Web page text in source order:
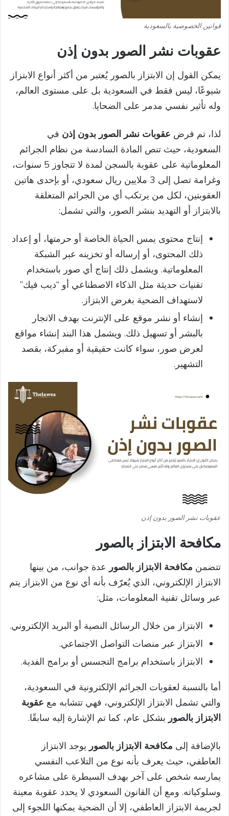
قوانين الخصوصية بالسعودية
عقوبات نشر الصور بدون إذن
يمكن القول إن الابتزاز بالصور يُعتبر من أكثر أنواع الابتزاز
شيوعًا، ليس فقط في السعودية بل على مستوى العالم،
وله تأثير نفسي مدمر على الضحايا.
لذا، تم فرض عقوبات نشر الصور بدون إذن في
السعودية، حيث تنص المادة السادسة من نظام الجرائم
المعلوماتية على عقوبة بالسجن لمدة لا تتجاوز 5 سنوات،
وغرامة تصل إلى 3 ملايين ريال سعودي، أو بإحدى هاتين
العقوبتين، لكل من يرتكب أي من الجرائم المتعلقة
بالابتزاز أو التهديد بنشر الصور، والتي تشمل:
إنتاج محتوى يمس الحياة الخاصة أو حرمتها، أو إعداد
ذلك المحتوى، أو إرساله أو تخزينه عبر الشبكة
المعلوماتية. ويشمل ذلك إنتاج أي صور باستخدام
تقنيات حديثة مثل الذكاء الاصطناعي أو “ديب فيك”
لاستهداف الضحية بغرض الابتزاز.
إنشاء أو نشر موقع على الإنترنت بهدف الاتجار
بالبشر أو تسهيل ذلك. ويشمل هذا البند إنشاء مواقع
لعرض صور، سواء كانت حقيقية أو مفبركة، بقصد
التشهير.
عقوبات نشر الصور بدون إذن
مكافحة الابتزاز بالصور
تتضمن مكافحة الابتزاز بالصور عدة جوانب، من بينها
الابتزاز الإلكتروني، الذي يُعرّف بأنه أي نوع من الابتزاز يتم
عبر وسائل تقنية المعلومات، مثل:
الابتزاز من خلال الرسائل النصية أو البريد الإلكتروني.
الابتزاز عبر منصات التواصل الاجتماعي.
الابتزاز باستخدام برامج التجسس أو برامج الفدية.
أما بالنسبة لعقوبات الجرائم الإلكترونية في السعودية،
والتي تشمل الابتزاز الإلكتروني، فهي تتشابه مع عقوبة
الابتزاز بالصور بشكل عام، كما تم الإشارة إليه سابقًا.
بالإضافة إلى مكافحة الابتزاز بالصور يوجد الابتزاز
العاطفي، حيث يعرف بأنه نوع من التلاعب النفسي
يمارسه شخص على آخر بهدف السيطرة على مشاعره
وسلوكياته. ومع أن القانون السعودي لا يحدد عقوبة معينة
لجريمة الابتزاز العاطفي، إلا أن الضحية يمكنها اللجوء إلى